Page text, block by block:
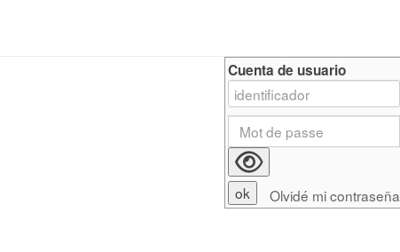
Cuenta de usuario
Olvidé mi contraseña